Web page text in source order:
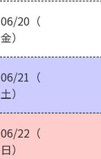
06/20（
金）
06/21（
土）
06/22（
日）